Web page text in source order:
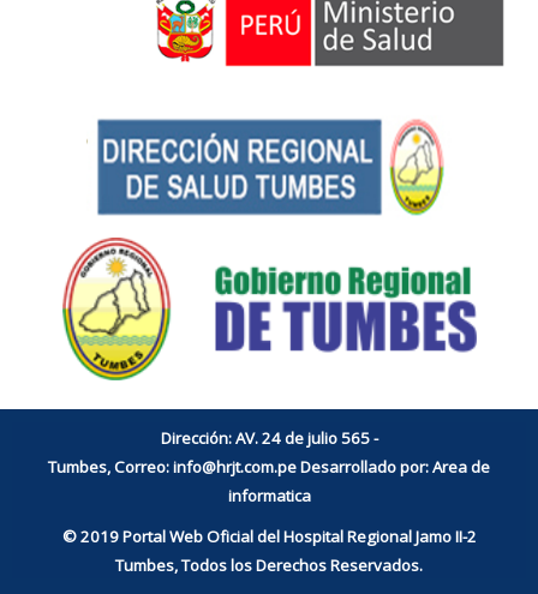
Dirección: AV. 24 de julio 565 -
Tumbes, Correo:info@hrjt.com.peDesarrollado por: Area de
informatica
© 2019 Portal Web Oficial del Hospital Regional Jamo II-2
Tumbes, Todos los Derechos Reservados.